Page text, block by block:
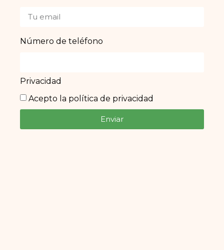
Número de teléfono
Privacidad
Acepto la política de privacidad
Enviar